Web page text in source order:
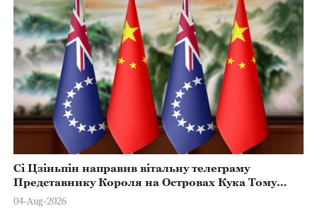
Сі Цзіньпін направив вітальну телеграму
Представнику Короля на Островах Кука Тому
Марстерсу з нагоди Дня Конституції
04-Aug-2026